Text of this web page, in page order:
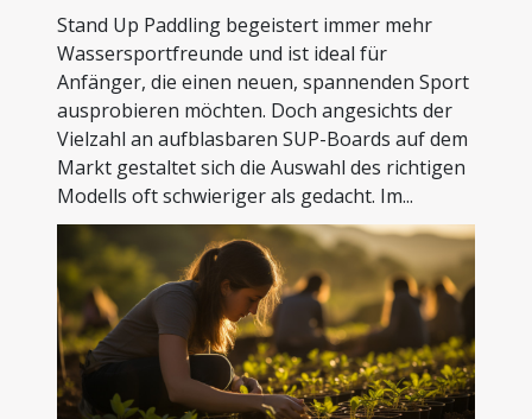
Stand Up Paddling begeistert immer mehr
Wassersportfreunde und ist ideal für
Anfänger, die einen neuen, spannenden Sport
ausprobieren möchten. Doch angesichts der
Vielzahl an aufblasbaren SUP-Boards auf dem
Markt gestaltet sich die Auswahl des richtigen
Modells oft schwieriger als gedacht. Im...